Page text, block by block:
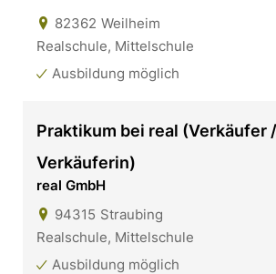
82362 Weilheim
Realschule, Mittelschule
Ausbildung möglich
Praktikum bei real (Verkäufer /
Verkäuferin)
real GmbH
94315 Straubing
Realschule, Mittelschule
Ausbildung möglich